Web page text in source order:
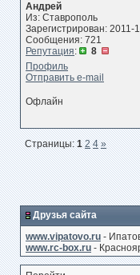
Андрей
Из: Ставрополь
Зарегистрирован: 2011-
Сообщения: 721
Репутация:
8
Профиль
Отправить e-mail
Офлайн
Страницы:1 2 4 »
Друзья сайта
www.vipatovo.ru -
www.rc-box.ru -